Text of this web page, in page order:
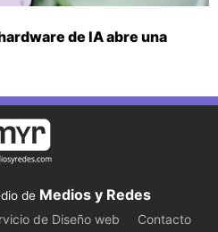
de IA abre una
de Medios y Redes
de Diseño web
Contacto